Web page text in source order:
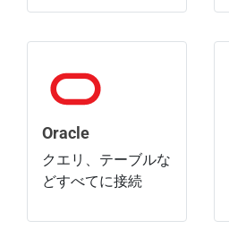
Oracle
クエリ、テーブルな
どすべてに接続